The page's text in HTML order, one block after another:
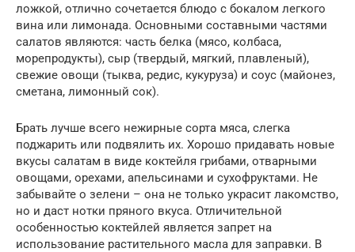
ложкой, отлично сочетается блюдо с бокалом легкого
вина или лимонада. Основными составными частями
салатов являются: часть белка (мясо, колбаса,
морепродукты), сыр (твердый, мягкий, плавленый),
свежие овощи (тыква, редис, кукуруза) и соус (майонез,
сметана, лимонный сок).
Брать лучше всего нежирные сорта мяса, слегка
поджарить или подвялить их. Хорошо придавать новые
вкусы салатам в виде коктейля грибами, отварными
овощами, орехами, апельсинами и сухофруктами. Не
забывайте о зелени – она не только украсит лакомство,
но и даст нотки пряного вкуса. Отличительной
особенностью коктейлей является запрет на
использование растительного масла для заправки. В